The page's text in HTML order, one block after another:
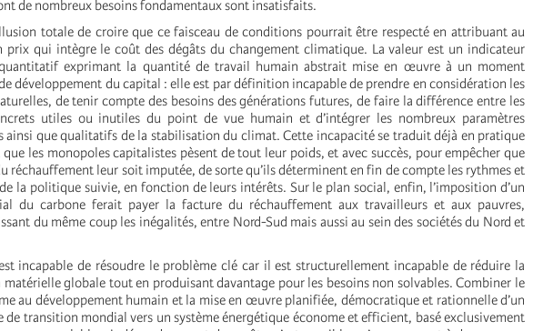
de nombreux besoins fondamentaux sont insatisfaits.
totale de croire que ce faisceau de conditions pourrait être respecté en attribuant au
prix qui intègre le coût des dégâts du changement climatique. La valeur est un indicateur
exprimant la quantité de travail humain abstrait mise en œuvre à un moment
développement du capital : elle est par définition incapable de prendre en considération les
de tenir compte des besoins des générations futures, de faire la différence entre les
utiles ou inutiles du point de vue humain et d’intégrer les nombreux paramètres
ainsi que qualitatifs de la stabilisation du climat. Cette incapacité se traduit déjà en pratique
les monopoles capitalistes pèsent de tout leur poids, et avec succès, pour empêcher que
réchauffement leur soit imputée, de sorte qu’ils déterminent en fin de compte les rythmes et
la politique suivie, en fonction de leurs intérêts. Sur le plan social, enfin, l’imposition d’un
du carbone ferait payer la facture du réchauffement aux travailleurs et aux pauvres,
du même coup les inégalités, entre Nord-Sud mais aussi au sein des sociétés du Nord et
incapable de résoudre le problème clé car il est structurellement incapable de réduire la
globale tout en produisant davantage pour les besoins non solvables. Combiner le
au développement humain et la mise en œuvre planifiée, démocratique et rationnelle d’un
de transition mondial vers un système énergétique économe et efficient, basé exclusivement